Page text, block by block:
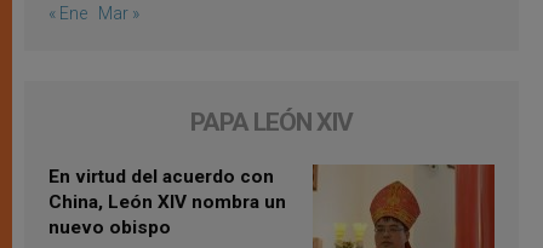
« Ene Mar »
PAPA LEÓN XIV
En virtud del acuerdo con
China, León XIV nombra un
nuevo obispo